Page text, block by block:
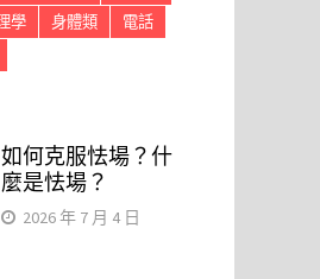
學 身體類
電話
如何克服怯場？什
麼是怯場？
2026 年 7 月 4 日